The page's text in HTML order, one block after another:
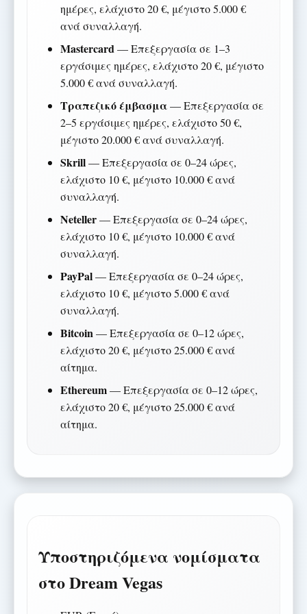
ημέρες, ελάχιστο 20 €, μέγιστο 5.000 €
ανά συναλλαγή.
Mastercard— Επεξεργασία σε 1–3
εργάσιμες ημέρες, ελάχιστο 20 €, μέγιστο
5.000 € ανά συναλλαγή.
Τραπεζικό έμβασμα— Επεξεργασία σε
2–5 εργάσιμες ημέρες, ελάχιστο 50 €,
μέγιστο 20.000 € ανά συναλλαγή.
Skrill— Επεξεργασία σε 0–24 ώρες,
ελάχιστο 10 €, μέγιστο 10.000 € ανά
συναλλαγή.
Neteller— Επεξεργασία σε 0–24 ώρες,
ελάχιστο 10 €, μέγιστο 10.000 € ανά
συναλλαγή.
PayPal— Επεξεργασία σε 0–24 ώρες,
ελάχιστο 10 €, μέγιστο 5.000 € ανά
συναλλαγή.
Bitcoin— Επεξεργασία σε 0–12 ώρες,
ελάχιστο 20 €, μέγιστο 25.000 € ανά
αίτημα.
Ethereum— Επεξεργασία σε 0–12 ώρες,
ελάχιστο 20 €, μέγιστο 25.000 € ανά
αίτημα.
Υποστηριζόμενα νομίσματα
στο Dream Vegas